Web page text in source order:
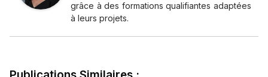
grâce à des formations qualifiantes adaptées
à leurs projets.